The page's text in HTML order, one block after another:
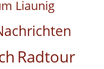
Liaunig
Radtour